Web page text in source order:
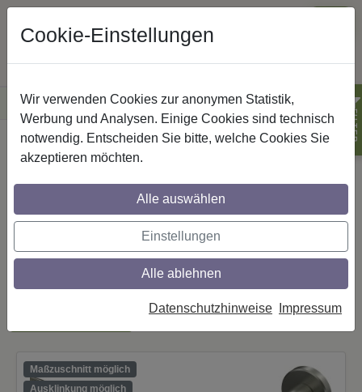
VersandkostenfreieLieferung innerhalb Deutschlands
Sichere Zahlung
FILTER
Startseite Innenlaufstangen
Innenlauf-
Gardinenstangen als
Innenlaufsysteme nutzen
Sortierung: Standard
Maßzuschnitt möglich
Ausklinkung möglich
Cookie-Einstellungen
Wir verwenden Cookies zur anonymen Statistik,
Werbung und Analysen. Einige Cookies sind technisch
notwendig. Entscheiden Sie bitte, welche Cookies Sie
akzeptieren möchten.
Alle auswählen
Einstellungen
Alle ablehnen
Datenschutzhinweise Impressum